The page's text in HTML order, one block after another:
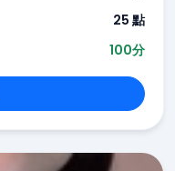
25 點
100分